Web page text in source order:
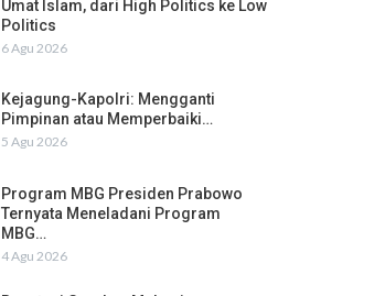
Umat Islam, dari High Politics ke Low
Politics
6 Agu 2026
Kejagung-Kapolri: Mengganti
Pimpinan atau Memperbaiki…
5 Agu 2026
Program MBG Presiden Prabowo
Ternyata Meneladani Program
MBG…
4 Agu 2026